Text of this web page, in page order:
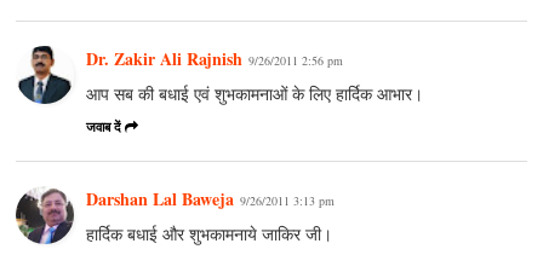
Dr. Zakir Ali Rajnish 9/26/2011 2:56 pm
आप सब की बधाई एवं शुभकामनाओं के लिए हार्दिक आभार।
जवाब दें
Darshan Lal Baweja 9/26/2011 3:13 pm
हार्दिक बधाई और शुभकामनाये जाकिर जी।